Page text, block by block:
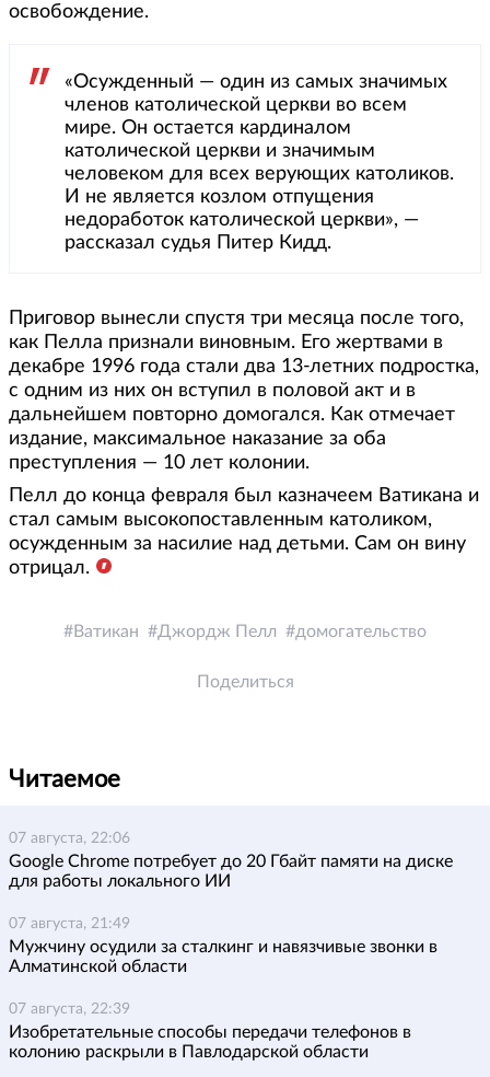
освобождение.
«Осужденный — один из самых значимых
членов католической церкви во всем
мире. Он остается кардиналом
католической церкви и значимым
человеком для всех верующих католиков.
И не является козлом отпущения
недоработок католической церкви», —
рассказал судья Питер Кидд.
Приговор вынесли спустя три месяца после того,
как Пелла признали виновным. Его жертвами в
декабре 1996 года стали два 13-летних подростка,
с одним из них он вступил в половой акт и в
дальнейшем повторно домогался. Как отмечает
издание, максимальное наказание за оба
преступления — 10 лет колонии.
Пелл до конца февраля был казначеем Ватикана и
стал самым высокопоставленным католиком,
осужденным за насилие над детьми. Сам он вину
отрицал.
Ватикан Джордж Пелл домогательство
Поделиться
Читаемое
07 августа, 22:06
Google Chrome потребует до 20 Гбайт памяти на диске
для работы локального ИИ
07 августа, 21:49
Мужчину осудили за сталкинг и навязчивые звонки в
Алматинской области
07 августа, 22:39
Изобретательные способы передачи телефонов в
колонию раскрыли в Павлодарской области